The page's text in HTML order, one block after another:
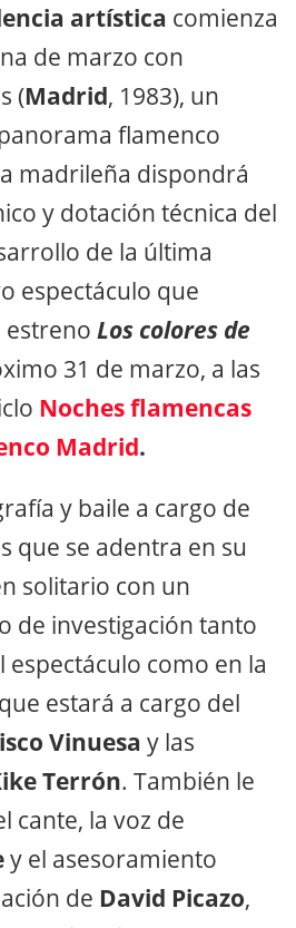
artística comienza
de marzo con
(Madrid, 1983), un
flamenco
madrileña dispondrá
y dotación técnica del
de la última
espectáculo que
estreno Los colores de
31 de marzo, a las
Noches flamencas
Madrid.
y baile a cargo de
que se adentra en su
solitario con un
de investigación tanto
espectáculo como en la
estará a cargo del
Vinuesa y las
Terrón. También le
cante, la voz de
y el asesoramiento
de David Picazo,